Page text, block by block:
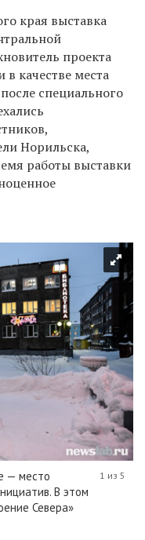
края выставка
проекта
качестве места
специального
Норильска,
работы выставки
— место
В этом
Севера»
1 из 5